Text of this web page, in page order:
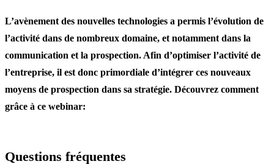
L’avènement des nouvelles technologies a permis l’évolution de
l’activité dans de nombreux domaine, et notamment dans la
communication et la prospection. Afin d’optimiser l’activité de
l’entreprise, il est donc primordiale d’intégrer ces nouveaux
moyens de prospection dans sa stratégie. Découvrez comment
grâce à ce webinar:
Questions fréquentes